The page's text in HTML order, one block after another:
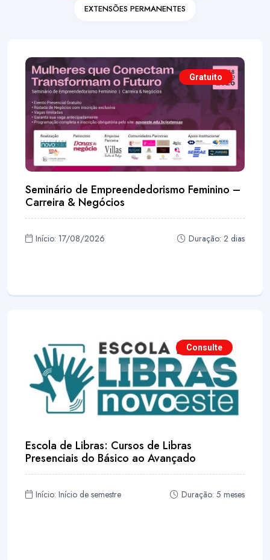
EXTENSÕES PERMANENTES
Gratuito
Seminário de Empreendedorismo Feminino –
Carreira & Negócios
Início: 17/08/2026 Duração: 2 dias
Consulte
Escola de Libras: Cursos de Libras
Presenciais do Básico ao Avançado
Início: Início de semestre Duração: 5 meses